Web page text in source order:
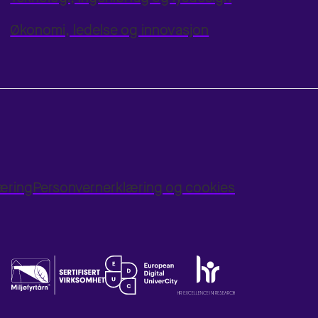
Økonomi, ledelse og innovasjon
Personvernerklæring og cookies